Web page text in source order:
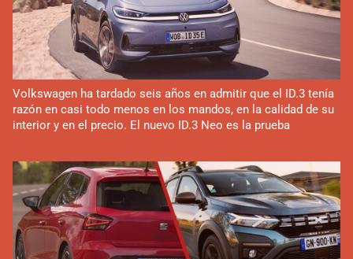
Volkswagen ha tardado seis años en admitir que el ID.3 tenía
razón en casi todo menos en los mandos, en la calidad de su
interior y en el precio. El nuevo ID.3 Neo es la prueba